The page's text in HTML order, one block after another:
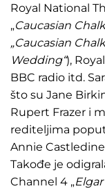
Royal National
„Caucasian
„Caucasian
Wedding“),
BBC radio itd.
što su Jane
Rupert Frazer i
rediteljima
Annie
Takođe je
Channel 4 „